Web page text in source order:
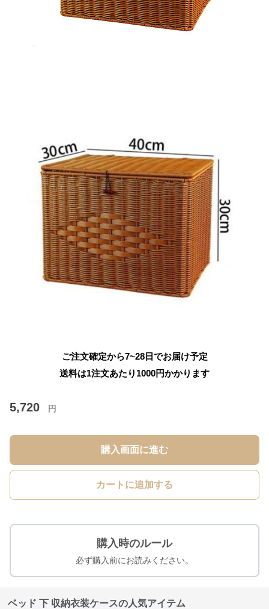
ご注文確定から7~28日でお届け予定
送料は1注文あたり 1000円かかります
5,720 円
購入画面に進む
カートに追加する
購入時のルール
必ず購入前にお読みください。
ベッド 下 収納衣装ケースの人気アイテム